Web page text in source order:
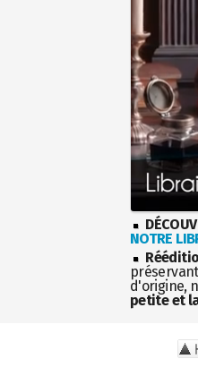
NOTRE
d'origine,
petite et